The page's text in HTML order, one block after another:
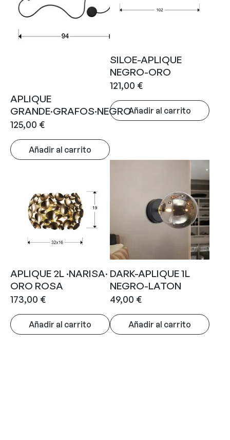
APLIQUE
GRANDE·GRAFOS·NEGRO
125,00 €
Añadir al carrito
SILOE-APLIQUE
NEGRO-ORO
121,00 €
Añadir al carrito
APLIQUE 2L ·NARISA·
ORO ROSA
173,00 €
Añadir al carrito
DARK-APLIQUE 1L
NEGRO-LATON
49,00 €
Añadir al carrito